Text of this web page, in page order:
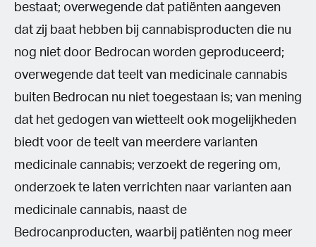
bestaat; overwegende dat patiënten aangeven
dat zij baat hebben bij cannabisproducten die nu
nog niet door Bedrocan worden geproduceerd;
overwegende dat teelt van medicinale cannabis
buiten Bedrocan nu niet toegestaan is; van mening
dat het gedogen van wietteelt ook mogelijkheden
biedt voor de teelt van meerdere varianten
medicinale cannabis; verzoekt de regering om,
onderzoek te laten verrichten naar varianten aan
medicinale cannabis, naast de
Bedrocanproducten, waarbij patiënten nog meer